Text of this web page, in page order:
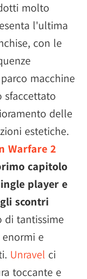
molto
l'ultima
con le
macchine
sfaccettato
delle
estetiche.
Warfare 2
capitolo
player e
scontri
di tantissime
e
Unravel ci
toccante e